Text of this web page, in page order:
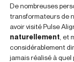
De nombreuses
transformateurs de
avoir visité Pulse
naturellement , et
considérablement
jamais réalisé à quel